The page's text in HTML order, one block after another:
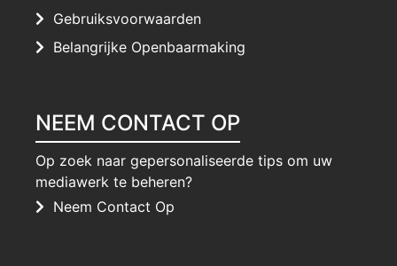
Gebruiksvoorwaarden
Belangrijke Openbaarmaking
NEEM CONTACT OP
Op zoek naar gepersonaliseerde tips om uw
mediawerk te beheren?
Neem Contact Op